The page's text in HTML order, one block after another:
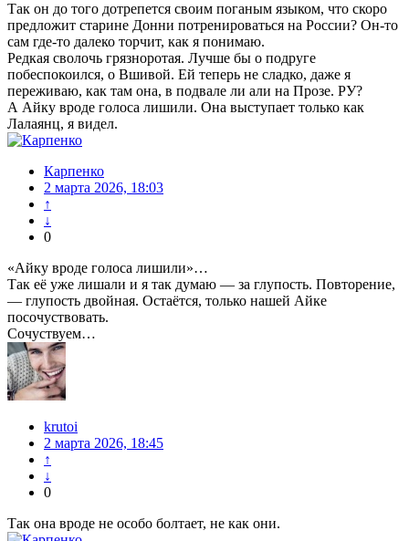
Так он до того дотрепется своим поганым языком, что скоро
предложит старине Донни потренироваться на России? Он-то
сам где-то далеко торчит, как я понимаю.
Редкая сволочь грязноротая. Лучше бы о подруге
побеспокоился, о Вшивой. Ей теперь не сладко, даже я
переживаю, как там она, в подвале ли али на Прозе. РУ?
А Айку вроде голоса лишили. Она выступает только как
Лалаянц, я видел.
Карпенко
2 марта 2026, 18:03
↑
↓
0
«Айку вроде голоса лишили»…
Так её уже лишали и я так думаю — за глупость. Повторение,
— глупость двойная. Остаётся, только нашей Айке
посочуствовать.
Сочуствуем…
krutoi
2 марта 2026, 18:45
↑
↓
0
Так она вроде не особо болтает, не как они.